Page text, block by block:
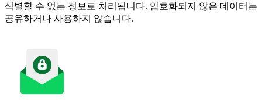
식별할 수 없는 정보로 처리됩니다. 암호화되지 않은 데이터는
공유하거나 사용하지 않습니다.